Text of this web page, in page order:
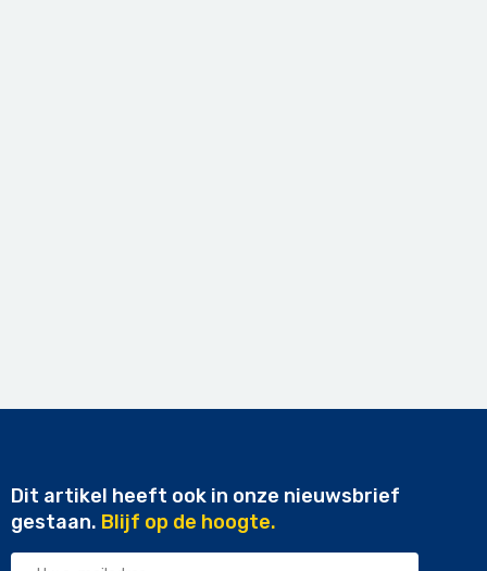
Dit artikel heeft ook in onze nieuwsbrief
gestaan. Blijf op de hoogte.
Uw